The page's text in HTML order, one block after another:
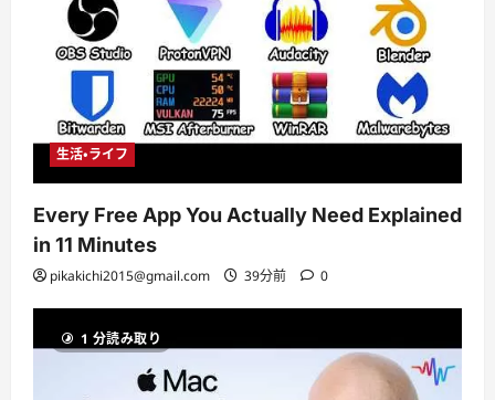
生活・ライフ
Every Free App You Actually Need Explained
in 11 Minutes
pikakichi2015@gmail.com 39分前 0
1 分読み取り